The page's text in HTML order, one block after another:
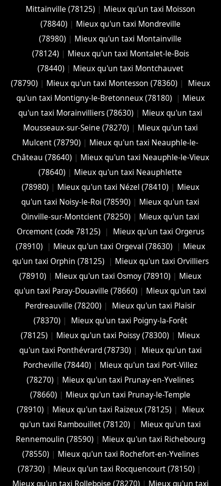
Mittainville (78125) | Mieux qu'un taxi Moisson
(78840) | Mieux qu'un taxi Mondreville
(78980) | Mieux qu'un taxi Montainville
(78124) | Mieux qu'un taxi Montalet-le-Bois
(78440) | Mieux qu'un taxi Montchauvet
(78790) | Mieux qu'un taxi Montesson (78360) |
Mieux
qu'un taxi Montigny-le-Bretonneux (78180)
| Mieux
qu'un taxi Morainvilliers (78630) | Mieux qu'un taxi
Mousseaux-sur-Seine (78270) | Mieux qu'un taxi
Mulcent (78790) | Mieux qu'un taxi Neauphle-le-
Château (78640) | Mieux qu'un taxi Neauphle-le-Vieux
(78640) | Mieux qu'un taxi Neauphlette
(78980) | Mieux qu'un taxi Nézel (78410) | Mieux
qu'un taxi Noisy-le-Roi (78590) | Mieux qu'un taxi
Oinville-sur-Montcient (78250) | Mieux qu'un taxi
Orcemont (code 78125)
|
Mieux qu'un taxi Orgerus
(78910)
| Mieux qu'un taxi Orgeval (78630) | Mieux
qu'un taxi Orphin (78125)
| Mieux qu'un taxi Orvilliers
(78910) | Mieux qu'un taxi Osmoy (78910) | Mieux
qu'un taxi Paray-Douaville (78660) | Mieux qu'un taxi
Perdreauville (78200) |
Mieux qu'un taxi Plaisir
(78370) |
Mieux qu'un taxi Poigny-la-Forêt
(78125) | Mieux qu'un taxi Poissy (78300) | Mieux
qu'un taxi Ponthévrard (78730) |
Mieux qu'un taxi
Porcheville (78440) | Mieux qu'un taxi Port-Villez
(78270) | Mieux qu'un taxi Prunay-en-Yvelines
(78660) | Mieux qu'un taxi Prunay-le-Temple
(78910) | Mieux qu'un taxi Raizeux (78125) |
Mieux
qu'un taxi Rambouillet (78120) |
Mieux qu'un taxi
Rennemoulin (78590) | Mieux qu'un taxi Richebourg
(78550) | Mieux qu'un taxi Rochefort-en-Yvelines
(78730) | Mieux qu'un taxi Rocquencourt (78150) |
Mieux qu'un taxi Rolleboise (78270) | Mieux qu'un taxi